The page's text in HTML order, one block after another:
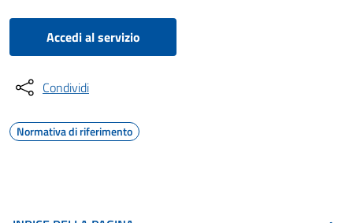
Accedi al servizio
Condividi
Normativa di riferimento